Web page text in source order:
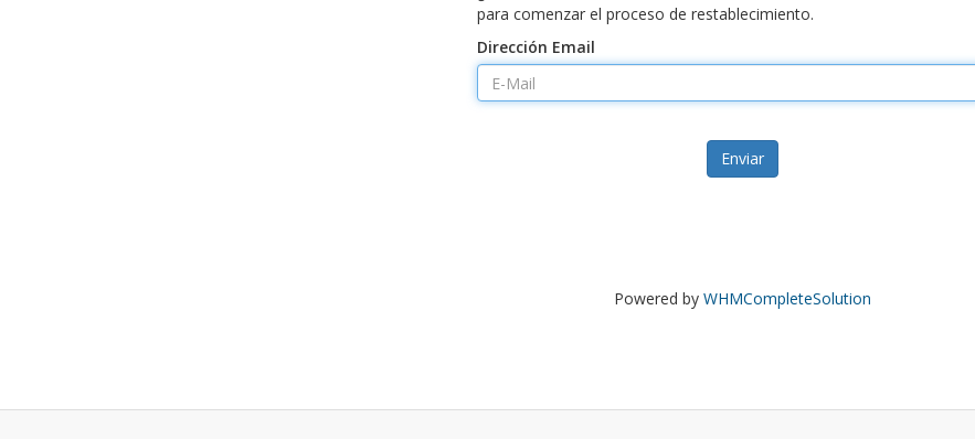
para comenzar el proceso de restablecimiento.
Dirección Email
Enviar
Powered by WHMCompleteSolution